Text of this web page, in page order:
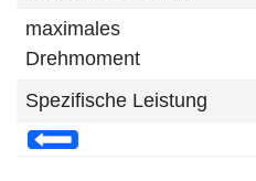
maximales
Drehmoment
Spezifische Leistung